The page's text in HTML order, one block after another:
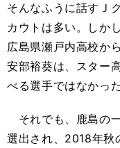
そんなふうに話すＪ
カウトは多い。しか
広島県瀬戸内高校か
安部裕葵は、スター
べる選手ではなかった
それでも、鹿島の
選出され、2018年秋